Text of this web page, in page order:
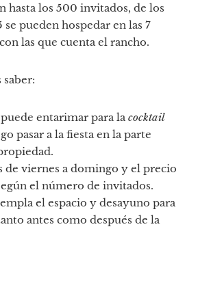
hasta los 500 invitados, de los
se pueden hospedar en las 7
las que cuenta el rancho.
saber:
puede entarimar para lacocktail
pasar a la fiesta en la parte
de viernes a domingo y el precio
el número de invitados.
el espacio y desayuno para
antes como después de la